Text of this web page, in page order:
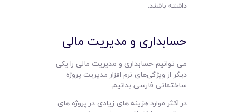
داشته باشند.
حسابداری و مدیریت مالی
می توانیم حسابداری و مدیریت مالی را یکی
دیگر از ویژگی‌های نرم افزار مدیریت پروژه
ساختمانی فارسی بدانیم.
در اکثر موارد هزینه های زیادی در پروژه های